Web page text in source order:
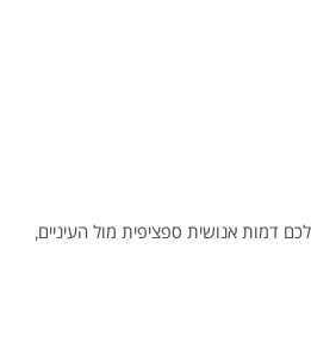
דמות אנושית ספציפית מול העיניים,